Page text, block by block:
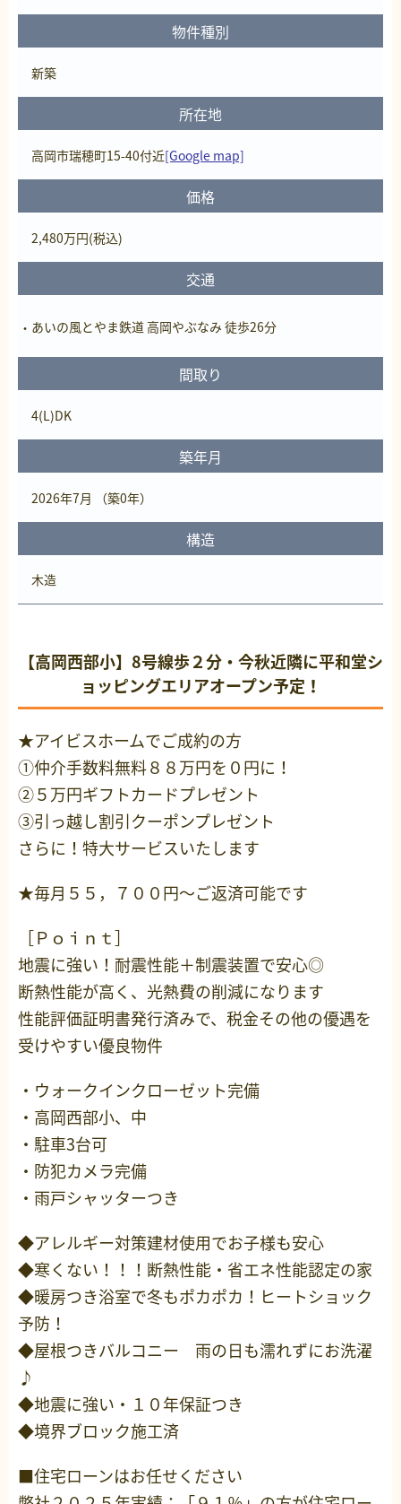
物件種別
新築
所在地
高岡市瑞穂町15-40付近[Google map]
価格
2,480万円(税込)
交通
あいの風とやま鉄道 高岡やぶなみ 徒歩26分
間取り
4(L)DK
築年月
2026年7月 （築0年）
構造
木造
【高岡西部小】8号線歩２分・今秋近隣に平和堂シ
ョッピングエリアオープン予定！
★アイビスホームでご成約の方
①仲介手数料無料８８万円を０円に！
②５万円ギフトカードプレゼント
③引っ越し割引クーポンプレゼント
さらに！特大サービスいたします
★毎月５５，７００円～ご返済可能です
［Ｐｏｉｎｔ］
地震に強い！耐震性能＋制震装置で安心◎
断熱性能が高く、光熱費の削減になります
性能評価証明書発行済みで、税金その他の優遇を
受けやすい優良物件
・ウォークインクローゼット完備
・高岡西部小、中
・駐車3台可
・防犯カメラ完備
・雨戸シャッターつき
◆アレルギー対策建材使用でお子様も安心
◆寒くない！！！断熱性能・省エネ性能認定の家
◆暖房つき浴室で冬もポカポカ！ヒートショック
予防！
◆屋根つきバルコニー 雨の日も濡れずにお洗濯
♪
◆地震に強い・１０年保証つき
◆境界ブロック施工済
■住宅ローンはお任せください